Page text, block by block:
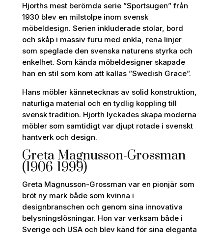
Hjorths mest berömda serie ”Sportsugen” från
1930 blev en milstolpe inom svensk
möbeldesign. Serien inkluderade stolar, bord
och skåp i massiv furu med enkla, rena linjer
som speglade den svenska naturens styrka och
enkelhet. Som kända möbeldesigner skapade
han en stil som kom att kallas ”Swedish Grace”.
Hans möbler kännetecknas av solid konstruktion,
naturliga material och en tydlig koppling till
svensk tradition. Hjorth lyckades skapa moderna
möbler som samtidigt var djupt rotade i svenskt
hantverk och design.
Greta Magnusson-Grossman
(1906-1999)
Greta Magnusson-Grossman var en pionjär som
bröt ny mark både som kvinna i
designbranschen och genom sina innovativa
belysningslösningar. Hon var verksam både i
Sverige och USA och blev känd för sina eleganta